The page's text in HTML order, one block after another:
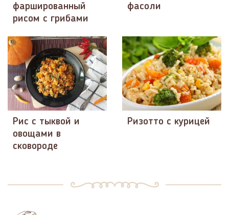
фаршированный
рисом с грибами
фасоли
Рис с тыквой и
овощами в
сковороде
Ризотто с курицей